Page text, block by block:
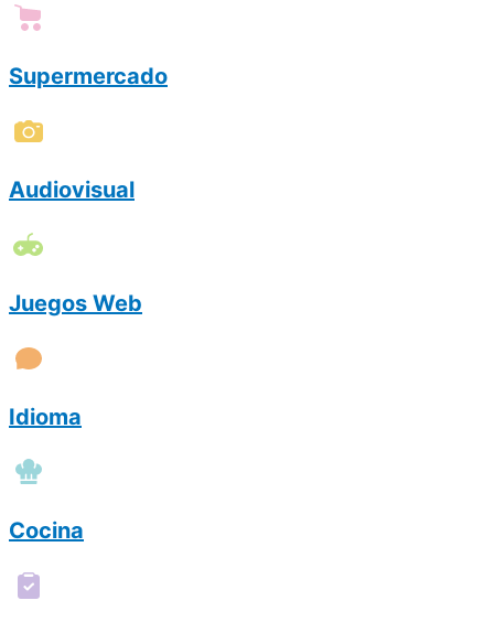
Supermercado
Audiovisual
Juegos Web
Idioma
Cocina